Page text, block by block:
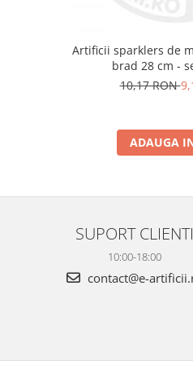
Artificii sparklers de
brad 28 cm -
10,17 RON
ADAUGA
SUPORT CLIENTI
10:00-18:00
contact@e-